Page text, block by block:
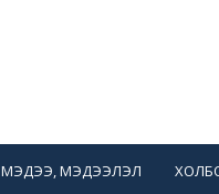
МЭДЭЭ, МЭДЭЭЛЭЛ